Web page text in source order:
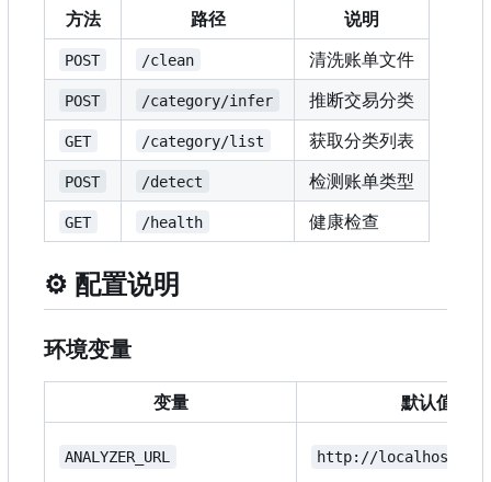
方法 路径 说明
POST /clean 清洗账单文件
POST /category/infer 推断交易分类
GET /category/list 获取分类列表
POST /detect 检测账单类型
GET /health 健康检查
⚙️ 配置说明
环境变量
变量 默认值
ANALYZER_URL http://